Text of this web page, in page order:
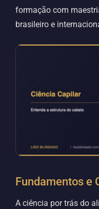
formação com
brasileiro e
Fundamentos e
A ciência por trás do